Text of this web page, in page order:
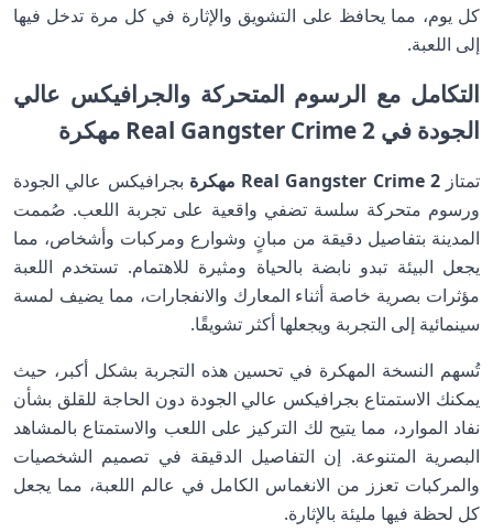
كل يوم، مما يحافظ على التشويق والإثارة في كل مرة تدخل فيها
إلى اللعبة.
التكامل مع الرسوم المتحركة والجرافيكس عالي
الجودة في Real Gangster Crime 2 مهكرة
تمتازReal Gangster Crime 2 مهكرة
بجرافيكس عالي الجودة
ورسوم متحركة سلسة تضفي واقعية على تجربة اللعب. صُممت
المدينة بتفاصيل دقيقة من مبانٍ وشوارع ومركبات وأشخاص، مما
يجعل البيئة تبدو نابضة بالحياة ومثيرة للاهتمام. تستخدم اللعبة
مؤثرات بصرية خاصة أثناء المعارك والانفجارات، مما يضيف لمسة
سينمائية إلى التجربة ويجعلها أكثر تشويقًا.
تُسهم النسخة المهكرة في تحسين هذه التجربة بشكل أكبر، حيث
يمكنك الاستمتاع بجرافيكس عالي الجودة دون الحاجة للقلق بشأن
نفاد الموارد، مما يتيح لك التركيز على اللعب والاستمتاع بالمشاهد
البصرية المتنوعة. إن التفاصيل الدقيقة في تصميم الشخصيات
والمركبات تعزز من الانغماس الكامل في عالم اللعبة، مما يجعل
كل لحظة فيها مليئة بالإثارة.